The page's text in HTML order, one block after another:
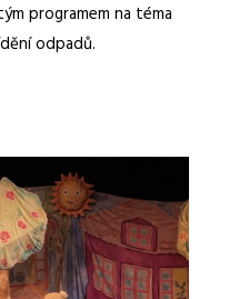
programem na téma
odpadů.